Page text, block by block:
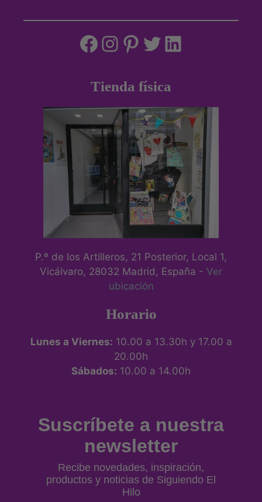
Tienda física
P.º de los Artilleros, 21 Posterior, Local 1,
Vicálvaro, 28032 Madrid, España - Ver
ubicación
Horario
Lunes a Viernes: 10.00 a 13.30h y 17.00 a
20.00h
Sábados: 10.00 a 14.00h
Suscríbete a nuestra
newsletter
Recibe novedades, inspiración,
productos y noticias de Siguiendo El
Hilo